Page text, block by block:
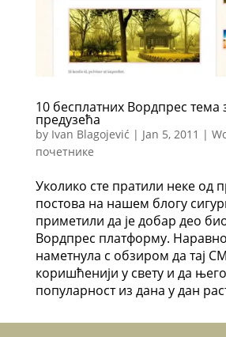
10 бесплатних Вордпрес тема
предузећа
by Ivan Blagojević | Jan 5, 2011 |
почетнике
Уколико сте пратили неке од
постова на нашем блогу
приметили да је добар део
Вордпрес платформу.
наметнула с обзиром да тај
коришћенији у свету и да
популарност из дана у дан